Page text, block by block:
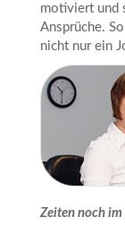
motiviert und
Ansprüche.
nicht nur ein
Zeiten noch